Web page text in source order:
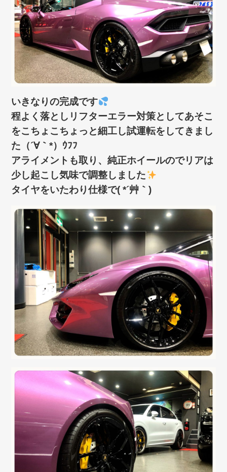
いきなりの完成です
程よく落としリフターエラー対策としてあそこ
をこちょこちょっと細工し試運転をしてきまし
た（´∀｀*）ｳﾌﾌ
アライメントも取り、純正ホイールのでリアは
少し起こし気味で調整しました
タイヤをいたわり仕様で( *´艸｀)